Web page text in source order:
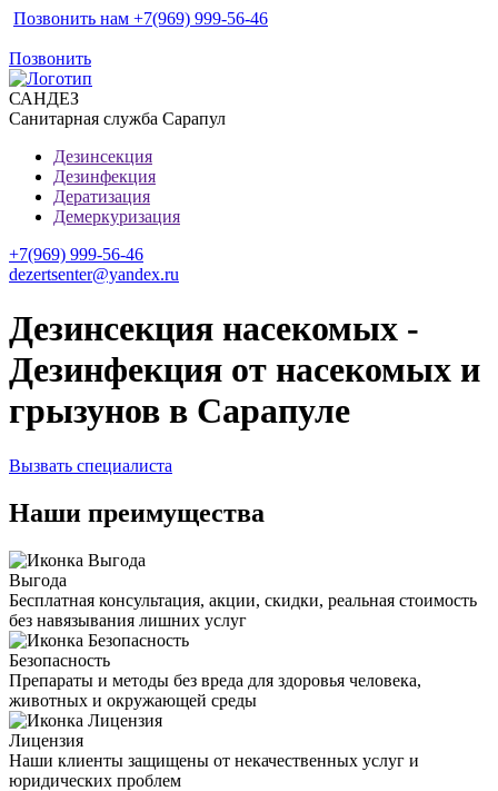
Позвонить нам +7(969) 999-56-46
Позвонить
САНДЕЗ
Санитарная служба Сарапул
Дезинсекция
Дезинфекция
Дератизация
Демеркуризация
+7(969) 999-56-46
dezertsenter@yandex.ru
Дезинсекция насекомых -
Дезинфекция от насекомых и
грызунов в Сарапуле
Вызвать специалиста
Наши преимущества
Выгода
Бесплатная консультация, акции, скидки, реальная стоимость
без навязывания лишних услуг
Безопасность
Препараты и методы без вреда для здоровья человека,
животных и окружающей среды
Лицензия
Наши клиенты защищены от некачественных услуг и
юридических проблем